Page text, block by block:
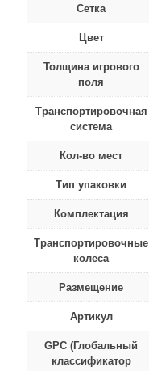
Сетка
Цвет
Толщина игрового
поля
Транспортировочная
система
Кол-во мест
Тип упаковки
Комплектация
Транспортировочные
колеса
Размещение
Артикул
GPC (Глобальный
классификатор